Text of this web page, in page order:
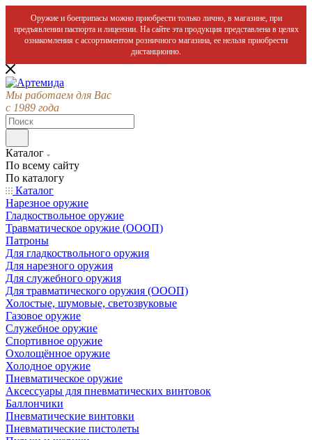
Оружие и боеприпасы можно приобрести только лично, в магазине, при
предъявлении паспорта и лицензии. На сайте эта продукция представлена в целях
ознакомления с ассортиментом розничного магазина, ее нельзя приобрести
дистанционно.
Мы работаем для Вас
с 1989 года
Каталог
По всему сайту
По каталогу
Каталог
Нарезное оружие
Гладкоствольное оружие
Травматическое оружие (ОООП)
Патроны
Для гладкоствольного оружия
Для нарезного оружия
Для служебного оружия
Для травматического оружия (ОООП)
Холостые, шумовые, светозвуковые
Газовое оружие
Служебное оружие
Спортивное оружие
Охолощённое оружие
Холодное оружие
Пневматическое оружие
Аксессуары для пневматических винтовок
Баллончики
Пневматические винтовки
Пневматические пистолеты